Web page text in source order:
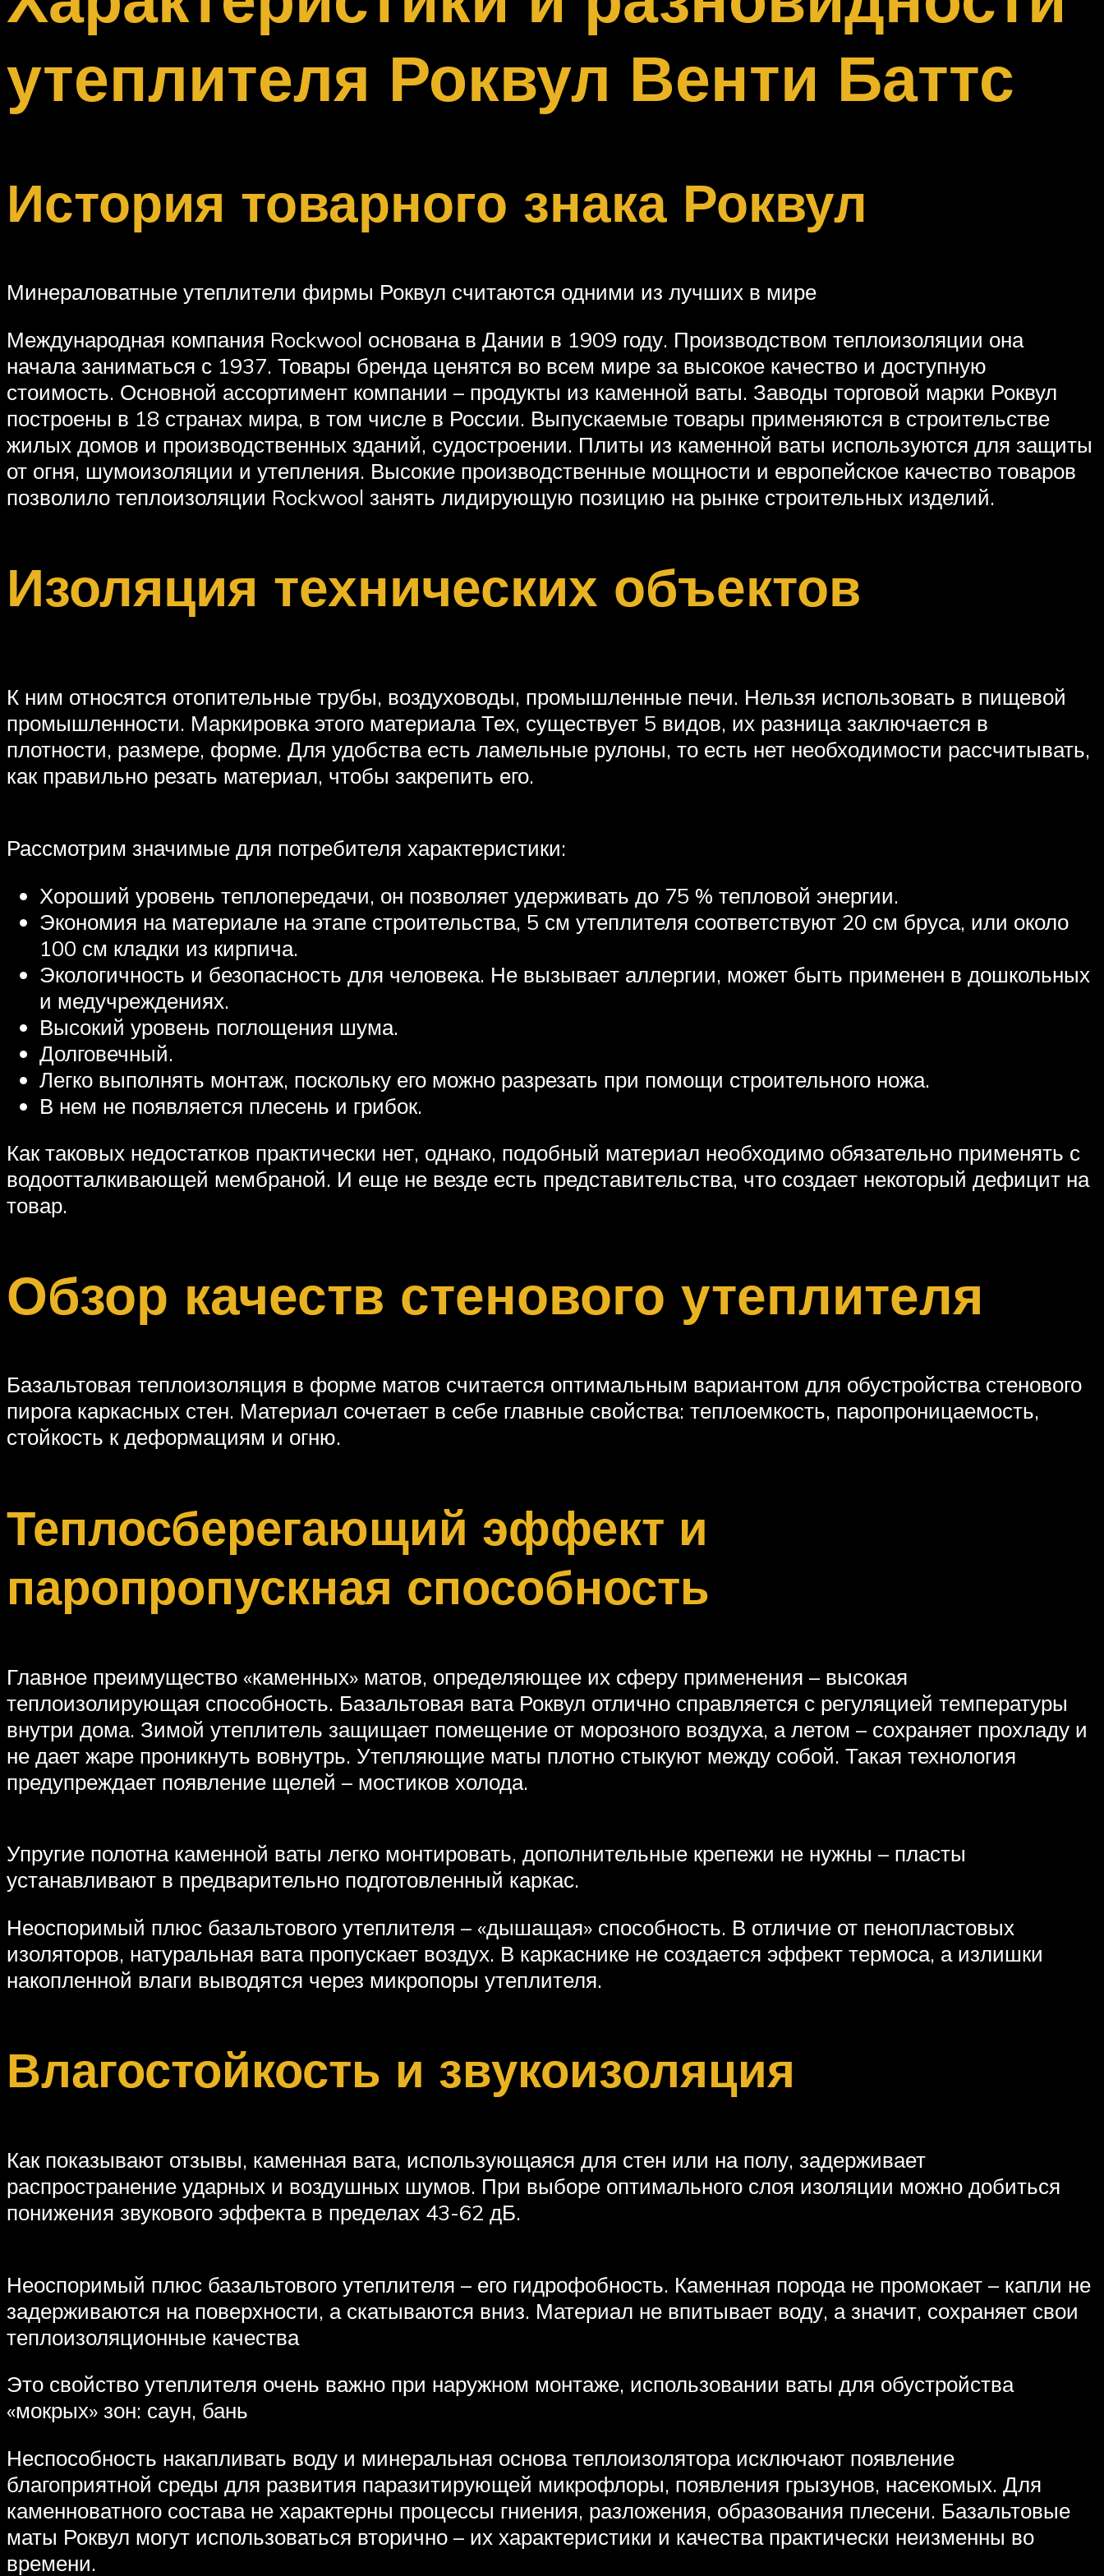
Меню
утеплителя Роквул Венти Баттс
История товарного знака Роквул
Минераловатные утеплители фирмы Роквул считаются одними из лучших в мире
Международная компания Rockwool основана в Дании в 1909 году. Производством теплоизоляции она
начала заниматься с 1937. Товары бренда ценятся во всем мире за высокое качество и доступную
стоимость. Основной ассортимент компании – продукты из каменной ваты. Заводы торговой марки Роквул
построены в 18 странах мира, в том числе в России. Выпускаемые товары применяются в строительстве
жилых домов и производственных зданий, судостроении. Плиты из каменной ваты используются для защиты
от огня, шумоизоляции и утепления. Высокие производственные мощности и европейское качество товаров
позволило теплоизоляции Rockwool занять лидирующую позицию на рынке строительных изделий.
Изоляция технических объектов
К ним относятся отопительные трубы, воздуховоды, промышленные печи. Нельзя использовать в пищевой
промышленности. Маркировка этого материала Тех, существует 5 видов, их разница заключается в
плотности, размере, форме. Для удобства есть ламельные рулоны, то есть нет необходимости рассчитывать,
как правильно резать материал, чтобы закрепить его.
Рассмотрим значимые для потребителя характеристики:
Хороший уровень теплопередачи, он позволяет удерживать до 75 % тепловой энергии.
Экономия на материале на этапе строительства, 5 см утеплителя соответствуют 20 см бруса, или около
100 см кладки из кирпича.
Экологичность и безопасность для человека. Не вызывает аллергии, может быть применен в дошкольных
и медучреждениях.
Высокий уровень поглощения шума.
Долговечный.
Легко выполнять монтаж, поскольку его можно разрезать при помощи строительного ножа.
В нем не появляется плесень и грибок.
Как таковых недостатков практически нет, однако, подобный материал необходимо обязательно применять с
водоотталкивающей мембраной. И еще не везде есть представительства, что создает некоторый дефицит на
товар.
Обзор качеств стенового утеплителя
Базальтовая теплоизоляция в форме матов считается оптимальным вариантом для обустройства стенового
пирога каркасных стен. Материал сочетает в себе главные свойства: теплоемкость, паропроницаемость,
стойкость к деформациям и огню.
Теплосберегающий эффект и
паропропускная способность
Главное преимущество «каменных» матов, определяющее их сферу применения – высокая
теплоизолирующая способность. Базальтовая вата Роквул отлично справляется с регуляцией температуры
внутри дома. Зимой утеплитель защищает помещение от морозного воздуха, а летом – сохраняет прохладу и
не дает жаре проникнуть вовнутрь. Утепляющие маты плотно стыкуют между собой. Такая технология
предупреждает появление щелей – мостиков холода.
Упругие полотна каменной ваты легко монтировать, дополнительные крепежи не нужны – пласты
устанавливают в предварительно подготовленный каркас.
Неоспоримый плюс базальтового утеплителя – «дышащая» способность. В отличие от пенопластовых
изоляторов, натуральная вата пропускает воздух. В каркаснике не создается эффект термоса, а излишки
накопленной влаги выводятся через микропоры утеплителя.
Влагостойкость и звукоизоляция
Как показывают отзывы, каменная вата, использующаяся для стен или на полу, задерживает
распространение ударных и воздушных шумов. При выборе оптимального слоя изоляции можно добиться
понижения звукового эффекта в пределах 43-62 дБ.
Неоспоримый плюс базальтового утеплителя – его гидрофобность. Каменная порода не промокает – капли не
задерживаются на поверхности, а скатываются вниз. Материал не впитывает воду, а значит, сохраняет свои
теплоизоляционные качества
Это свойство утеплителя очень важно при наружном монтаже, использовании ваты для обустройства
«мокрых» зон: саун, бань
Неспособность накапливать воду и минеральная основа теплоизолятора исключают появление
благоприятной среды для развития паразитирующей микрофлоры, появления грызунов, насекомых. Для
каменноватного состава не характерны процессы гниения, разложения, образования плесени. Базальтовые
маты Роквул могут использоваться вторично – их характеристики и качества практически неизменны во
времени.